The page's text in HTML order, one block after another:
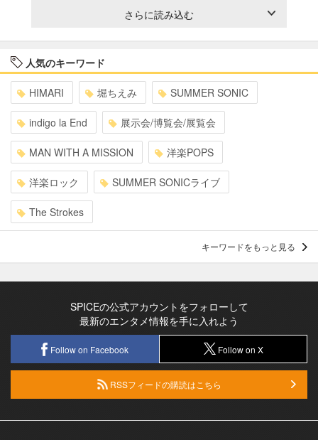
さらに読み込む
人気のキーワード
HIMARI 堀ちえみ SUMMER SONIC
indigo la End 展示会/博覧会/展覧会
MAN WITH A MISSION 洋楽POPS
洋楽ロック SUMMER SONICライブ
The Strokes
キーワードをもっと見る
SPICEの公式アカウントをフォローして
最新のエンタメ情報を手に入れよう
Follow on Facebook Follow on X
RSSフィードの購読はこちら